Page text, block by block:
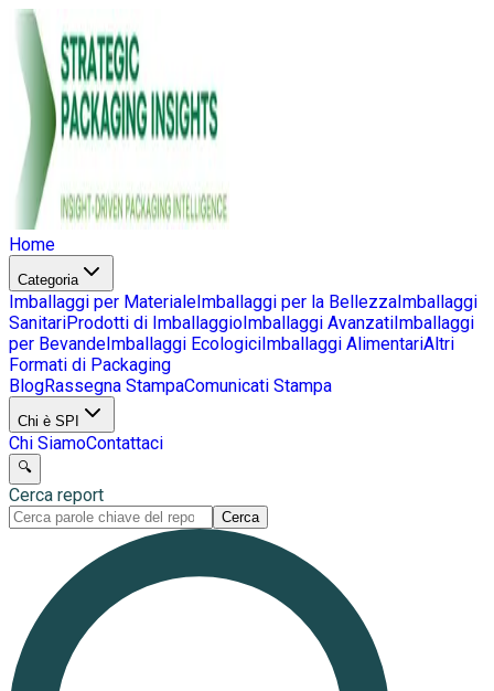
Home
Categoria
Imballaggi per MaterialeImballaggi per la BellezzaImballaggi
SanitariProdotti di ImballaggioImballaggi AvanzatiImballaggi
per BevandeImballaggi EcologiciImballaggi AlimentariAltri
Formati di Packaging
BlogRassegna StampaComunicati Stampa
Chi è SPI
Chi SiamoContattaci
🔍
Cerca report
Cerca